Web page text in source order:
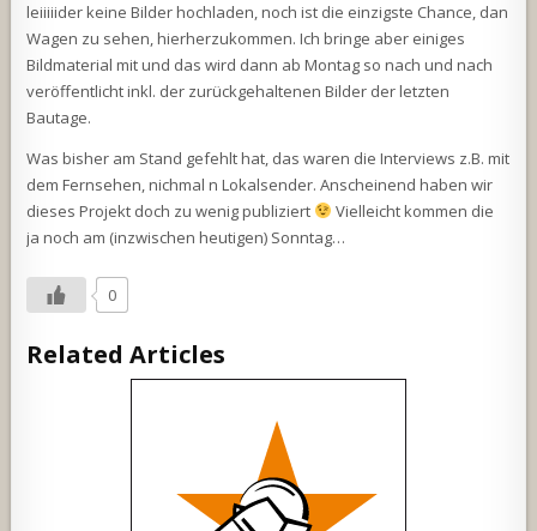
leiiiiider keine Bilder hochladen, noch ist die einzigste Chance, dan
Wagen zu sehen, hierherzukommen. Ich bringe aber einiges
Bildmaterial mit und das wird dann ab Montag so nach und nach
veröffentlicht inkl. der zurückgehaltenen Bilder der letzten
Bautage.
Was bisher am Stand gefehlt hat, das waren die Interviews z.B. mit
dem Fernsehen, nichmal n Lokalsender. Anscheinend haben wir
dieses Projekt doch zu wenig publiziert
Vielleicht kommen die
ja noch am (inzwischen heutigen) Sonntag…
0
Related Articles